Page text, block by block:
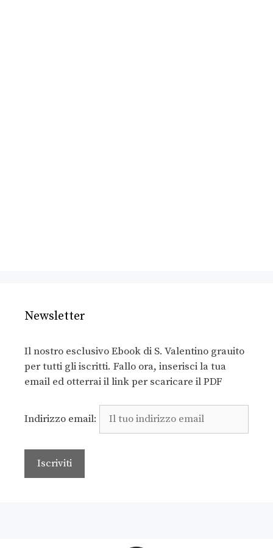
Newsletter
Il nostro esclusivo Ebook di S. Valentino grauito
per tutti gli iscritti. Fallo ora, inserisci la tua
email ed otterrai il link per scaricare il PDF
Indirizzo email: